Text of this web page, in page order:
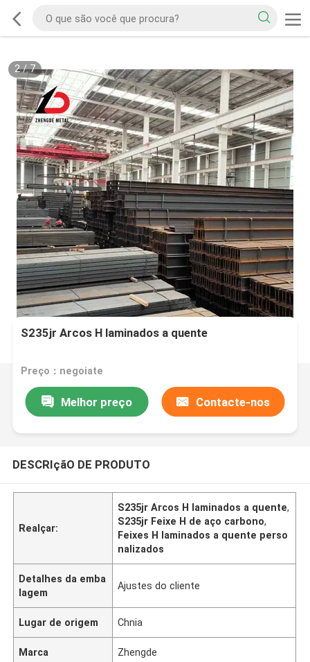
2/7
S235jr Arcos H laminados a quente
Preço：negoiate
Melhor preço Contacte-nos
DESCRIçãO DE PRODUTO
Realçar:
S235jr Arcos H laminados a quente,
S235jr Feixe H de aço carbono,
Feixes H laminados a quente perso
nalizados
Detalhes da emba
lagem
Ajustes do cliente
Lugar de origem Chnia
Marca Zhengde